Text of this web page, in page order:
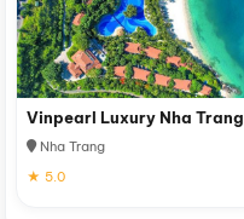
Vinpearl Luxury Nha Trang
Nha Trang
★ 5.0